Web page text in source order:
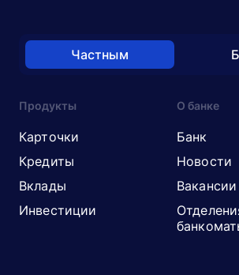
Частным
Продукты
Карточки
Кредиты
Вклады
Инвестиции
О банке
Банк
Новости
Вакансии